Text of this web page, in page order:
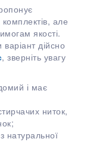
комплектів, але
якості.
дійсно
, зверніть увагу
і має
ниток,
натуральної